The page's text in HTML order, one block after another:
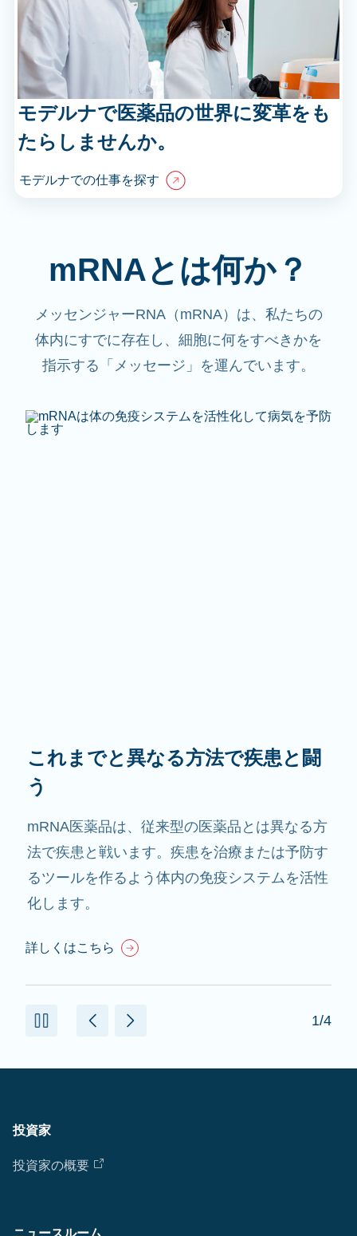
モデルナで医薬品の世界に変革をも
たらしませんか。
モデルナでの仕事を探す
mRNAとは何か？
メッセンジャーRNA（mRNA）は、私たちの
体内にすでに存在し、細胞に何をすべきかを
指示する「メッセージ」を運んでいます。
これまでと異なる方法で疾患と闘
う
mRNA医薬品は、従来型の医薬品とは異なる方
法で疾患と戦います。疾患を治療または予防す
るツールを作るよう体内の免疫システムを活性
化します。
詳しくはこちら
1/4
投資家
投資家の概要